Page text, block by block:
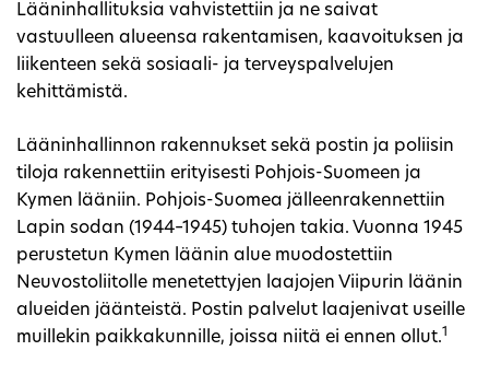
Lääninhallituksia vahvistettiin ja ne saivat
vastuulleen alueensa rakentamisen, kaavoituksen ja
liikenteen sekä sosiaali- ja terveyspalvelujen
kehittämistä.
Lääninhallinnon rakennukset sekä postin ja poliisin
tiloja rakennettiin erityisesti Pohjois-Suomeen ja
Kymen lääniin. Pohjois-Suomea jälleenrakennettiin
Lapin sodan (1944–1945) tuhojen takia. Vuonna 1945
perustetun Kymen läänin alue muodostettiin
Neuvostoliitolle menetettyjen laajojen Viipurin läänin
alueiden jäänteistä. Postin palvelut laajenivat useille
muillekin paikkakunnille, joissa niitä ei ennen ollut.1